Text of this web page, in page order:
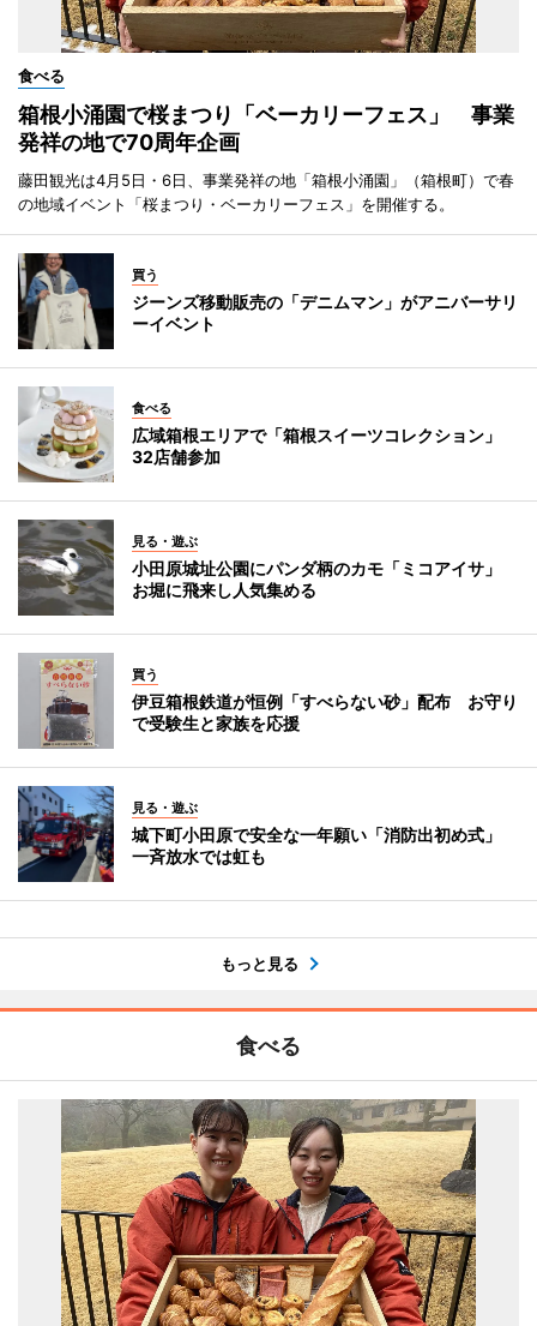
食べる
箱根小涌園で桜まつり「ベーカリーフェス」 事業
発祥の地で70周年企画
藤田観光は4月5日・6日、事業発祥の地「箱根小涌園」（箱根町）で春
の地域イベント「桜まつり・ベーカリーフェス」を開催する。
買う
ジーンズ移動販売の「デニムマン」がアニバーサリ
ーイベント
食べる
広域箱根エリアで「箱根スイーツコレクション」
32店舗参加
見る・遊ぶ
小田原城址公園にパンダ柄のカモ「ミコアイサ」
お堀に飛来し人気集める
買う
伊豆箱根鉄道が恒例「すべらない砂」配布 お守り
で受験生と家族を応援
見る・遊ぶ
城下町小田原で安全な一年願い「消防出初め式」
一斉放水では虹も
もっと見る
食べる